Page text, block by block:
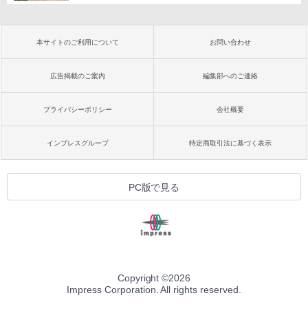
本サイトのご利用について お問い合わせ
広告掲載のご案内 編集部へのご連絡
プライバシーポリシー 会社概要
インプレスグループ 特定商取引法に基づく表示
PC版で見る
Copyright ©2026
Impress Corporation. All rights reserved.